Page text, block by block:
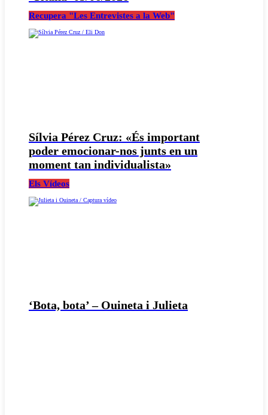
Recupera "Les Entrevistes a la Web"
Sílvia Pérez Cruz: «És important
poder emocionar-nos junts en un
moment tan individualista»
Els Vídeos
‘Bota, bota’ – Ouineta i Julieta